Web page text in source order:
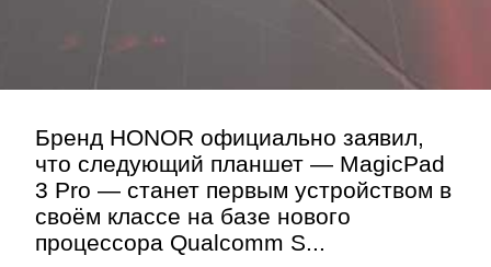
Бренд HONOR официально заявил,
что следующий планшет — MagicPad
3 Pro — станет первым устройством в
своём классе на базе нового
процессора Qualcomm S...